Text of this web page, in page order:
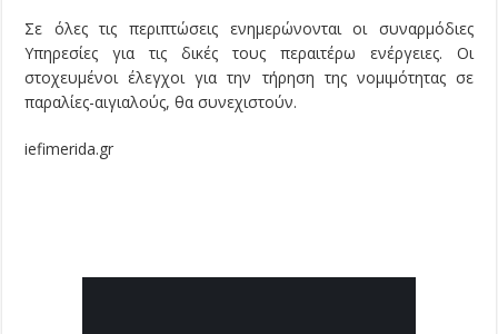
Σε όλες τις περιπτώσεις ενημερώνονται οι συναρμόδιες
Υπηρεσίες για τις δικές τους περαιτέρω ενέργειες. Οι
στοχευμένοι έλεγχοι για την τήρηση της νομιμότητας σε
παραλίες-αιγιαλούς, θα συνεχιστούν.
iefimerida.gr